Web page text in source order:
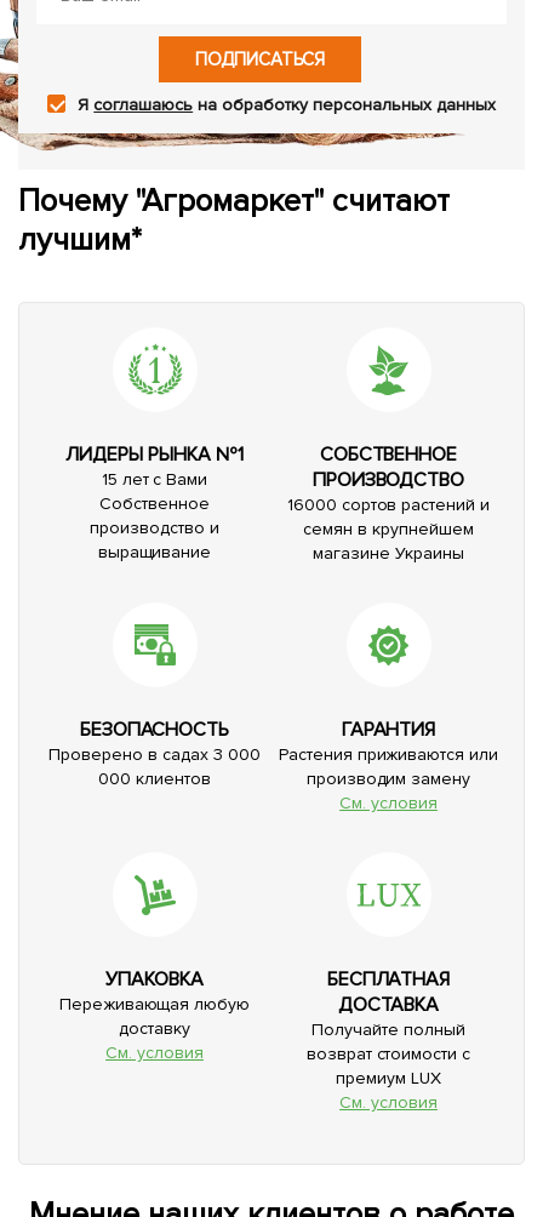
ПОДПИСАТЬСЯ
Ясоглашаюсь на обработку персональных данных
Почему "Агромаркет" считают
лучшим*
ЛИДЕРЫ РЫНКА №1
15 лет с Вами
Собственное
производство и
выращивание
СОБСТВЕННОЕ
ПРОИЗВОДСТВО
16000 сортов растений и
семян в крупнейшем
магазине Украины
БЕЗОПАСНОСТЬ
Проверено в садах 3 000
000 клиентов
ГАРАНТИЯ
Растения приживаются или
производим замену
См. условия
УПАКОВКА
Переживающая любую
доставку
См. условия
БЕСПЛАТНАЯ
ДОСТАВКА
Получайте полный
возврат стоимости с
премиум LUX
См. условия